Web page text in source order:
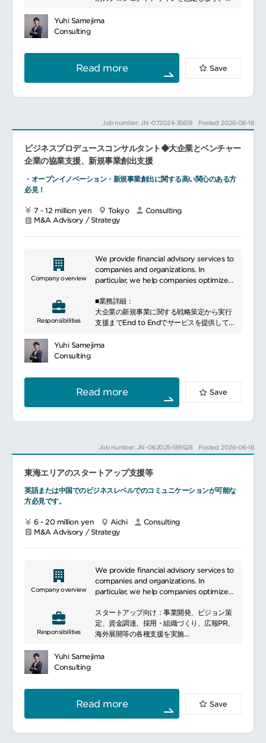
案、成果の取りまとめ、対外的な情報発信
将来の社会課題を見据え、持続可能でより良
い社会の実現に向けて、制度・事業の構想策
パブリックセクターを中心に、民間企業にも
━━━━━━━━━━━━━━━#spotlightjob1
to provide solutions that meet our
sustainable growth by staying abreast of
domestic and international regulations
and market trends. Our data analysis and
technology-enabled approach helps
clients make more effective decisions
Fintech業界スタートアップエコシステムの
企業の成長支援コンサル
大企業の新規事業支援/オープンイノベーショ
ン支援
官公庁へ政策提言/ベンチャー政策・産業政策
Yuhi Samejima
Consulting
Read more Save
Job number: JN -072024-35618 Posted: 2026-06-16
ビジネスプロデュースコンサルタント◆大企業とベンチャー
企業の協業支援、新規事業創出支援
・オープンイノベーション・新規事業創出に関する高い関心のある方
必見！
7 - 12 million yen Tokyo
Consulting
M&A Advisory / Strategy
Company overview
We provide financial advisory services to
companies and organizations. In
particular, we help companies optimize
strategies to achieve business growth
and maximize value, leveraging our
expertise in M&A, capital market
to provide solutions that meet our
sustainable growth by staying abreast of
domestic and international regulations
and market trends. Our data analysis and
technology-enabled approach helps
Responsibilities
■業務詳細：
大企業の新規事業に関する戦略策定から実行
支援までEnd to Endでサービスを提供してお
外部連携によるイノベーション創出支援：
大企業内のイノベーション創出支援：新規事
業仮説構築～検証、イントレプレナー育成、
カーブアウト、等
クライアントは国内の大企業、業種は多岐に
するケースとデロイトのメンバーファームと
があります。
Yuhi Samejima
Consulting
Read more Save
Job number: JN -062025-189528 Posted: 2026-06-16
東海エリアのスタートアップ支援等
英語または中国でのビジネスレベルでのコミュニケーションが可能な
方必見です。
6 - 20 million yen Aichi
Consulting
M&A Advisory / Strategy
Company overview
We provide financial advisory services to
companies and organizations. In
particular, we help companies optimize
strategies to achieve business growth
and maximize value, leveraging our
expertise in M&A, capital market
to provide solutions that meet our
sustainable growth by staying abreast of
domestic and international regulations
and market trends. Our data analysis and
technology-enabled approach helps
clients make more effective decisions
Responsibilities
スタートアップ向け：事業開発、ビジョン策
定、資金調達、採用・組織づくり、広報PR、
海外展開等の各種支援を実施
ベーション関連政策の企画・実行支援
外スタートアップのリサーチ・ソーシング支
援、イントレプレナーの育成支援、等
Yuhi Samejima
Consulting
Read more Save